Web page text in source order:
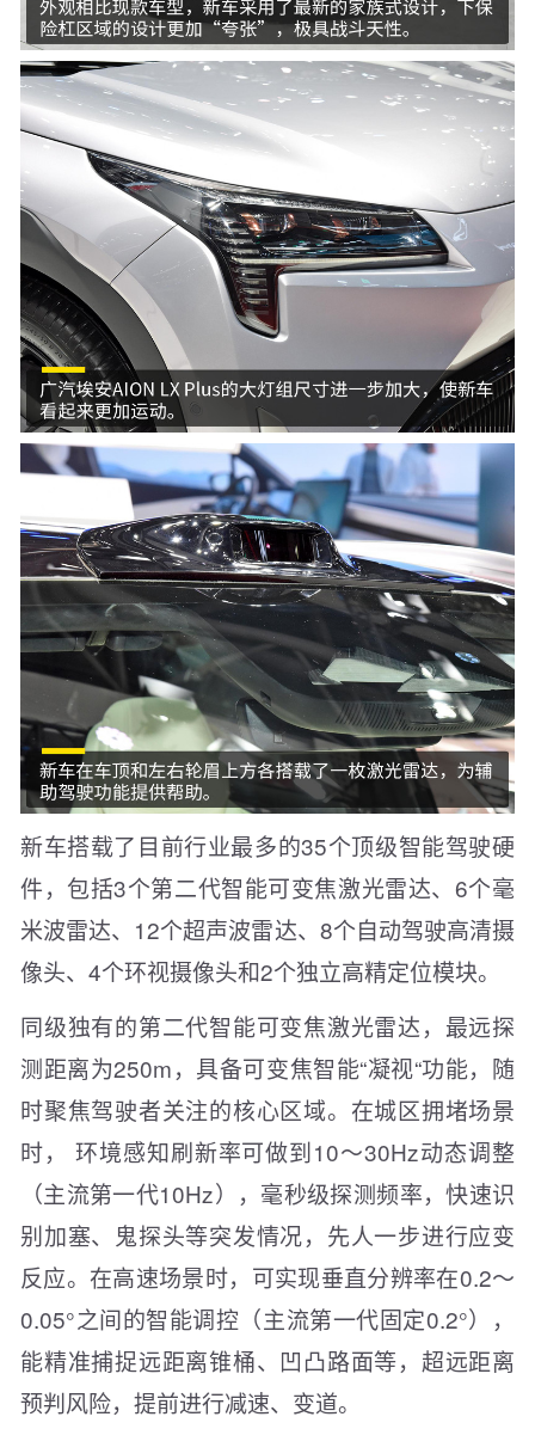
新车搭载了目前行业最多的35个顶级智能驾驶硬
件，包括3个第二代智能可变焦激光雷达、6个毫
米波雷达、12个超声波雷达、8个自动驾驶高清摄
像头、4个环视摄像头和2个独立高精定位模块。
同级独有的第二代智能可变焦激光雷达，最远探
测距离为250m，具备可变焦智能“凝视“功能，随
时聚焦驾驶者关注的核心区域。在城区拥堵场景
时， 环境感知刷新率可做到10～30Hz动态调整
（主流第一代10Hz），毫秒级探测频率，快速识
别加塞、鬼探头等突发情况，先人一步进行应变
反应。在高速场景时，可实现垂直分辨率在0.2～
0.05°之间的智能调控（主流第一代固定0.2°），
能精准捕捉远距离锥桶、凹凸路面等，超远距离
预判风险，提前进行减速、变道。